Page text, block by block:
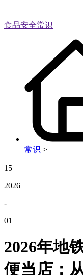
食品安全常识
常识 >
15
2026
-
01
2026年地
便当店：